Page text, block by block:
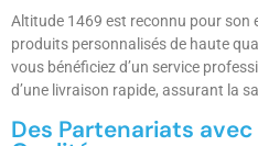
Altitude 1469 est reconnu pour son
produits personnalisés de haute
vous bénéficiez d’un service
d’une livraison rapide, assurant la
Des Partenariats